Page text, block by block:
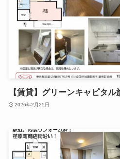
【賃貸】グリーンキャピタ
2026年2月25日